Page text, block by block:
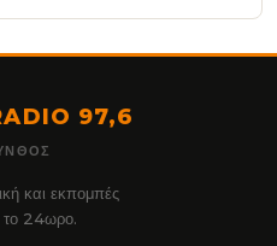
97,6
και εκπομπές
24ωρο.